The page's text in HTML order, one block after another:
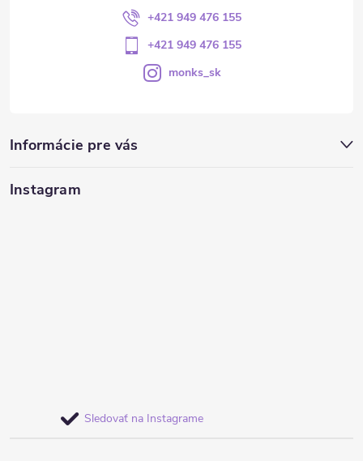
Informácie pre vás
+421 949 476 155
+421 949 476 155
monks_sk
Instagram
Sledovať na Instagrame